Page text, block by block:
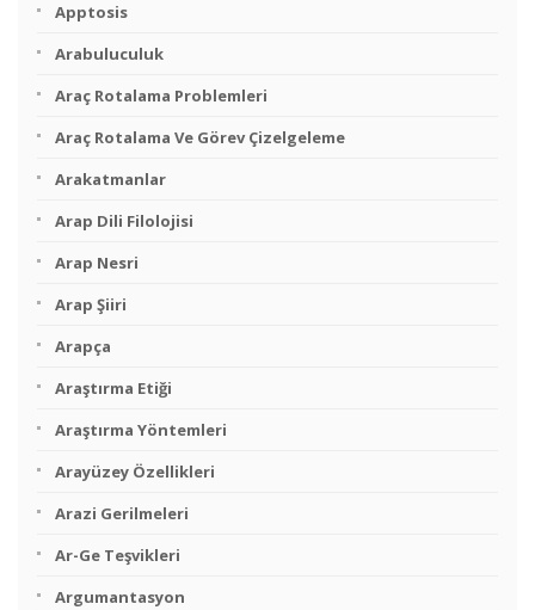
Apptosis
Arabuluculuk
Araç Rotalama Problemleri
Araç Rotalama Ve Görev Çizelgeleme
Arakatmanlar
Arap Dili Filolojisi
Arap Nesri
Arap Şiiri
Arapça
Araştırma Etiği
Araştırma Yöntemleri
Arayüzey Özellikleri
Arazi Gerilmeleri
Ar-Ge Teşvikleri
Argumantasyon